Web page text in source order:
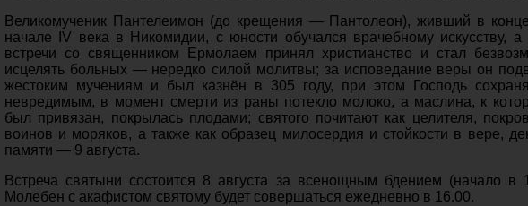
Великомученик Пантелеимон (до крещения — Пантолеон), живший в
начале IV века в Никомидии, с юности обучался врачебному искусству, а
встречи со священником Ермолаем принял христианство и стал
исцелять больных — нередко силой молитвы; за исповедание веры он
жестоким мучениям и был казнён в 305 году, при этом Господь
невредимым, в момент смерти из раны потекло молоко, а маслина, к
был привязан, покрылась плодами; святого почитают как целителя,
воинов и моряков, а также как образец милосердия и стойкости в вере,
памяти — 9 августа.
Встреча святыни состоится 8 августа за всенощным бдением (начало в
Молебен с акафистом святому будет совершаться ежедневно в 16.00.